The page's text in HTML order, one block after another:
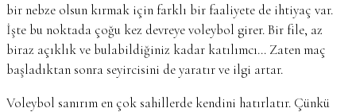
bir nebze olsun kırmak için farklı bir faaliyete de ihtiyaç var.
İşte bu noktada çoğu kez devreye voleybol girer. Bir file, az
biraz açıklık ve bulabildiğiniz kadar katılımcı… Zaten maç
başladıktan sonra seyircisini de yaratır ve ilgi artar.
Voleybol sanırım en çok sahillerde kendini hatırlatır. Çünkü